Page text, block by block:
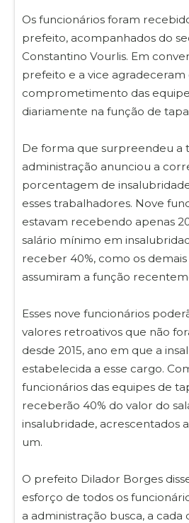
Os funcionários foram
prefeito, acompanhados do
Constantino Vourlis. Em
prefeito e a vice agradeceram
comprometimento das
diariamente na função de
De forma que surpreendeu a
administração anunciou a
porcentagem de
esses trabalhadores. Nove
estavam recebendo apenas
salário mínimo em
receber 40%, como os
assumiram a função
Esses nove funcionários
valores retroativos que não
desde 2015, ano em que a
estabelecida a esse cargo.
funcionários das equipes de
receberão 40% do valor do
insalubridade, acrescentados
um.
O prefeito Dilador Borges
esforço de todos os
a administração busca, a cada